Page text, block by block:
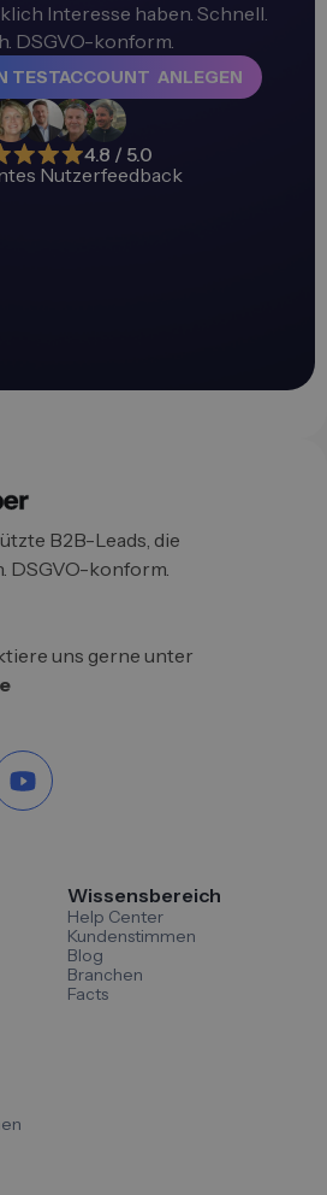
Interesse haben. Schnell.
DSGVO-konform.
TESTACCOUNT ANLEGEN
4.8 / 5.0
Nutzerfeedback
B2B-Leads, die
konform.
uns gerne unter
Wissensbereich
Help Center
Kundenstimmen
Blog
Branchen
Facts